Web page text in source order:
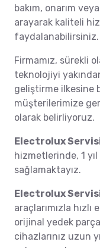
bakım, onarım
arayarak kaliteli
faydalanabilirsiniz.
Firmamız, sürekli
teknolojiyi
geliştirme ilkesine
müşterilerimize
olarak belirliyoruz.
Electrolux
hizmetlerinde, 1
sağlamaktayız.
Electrolux
araçlarımızla
orijinal yedek
cihazlarınız uzun